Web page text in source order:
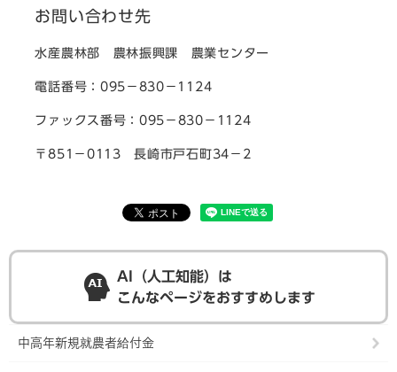
お問い合わせ先
水産農林部 農林振興課 農業センター
電話番号：095－830－1124
ファックス番号：095－830－1124
〒851－0113 長崎市戸石町34－2
AI（人工知能）は
こんなページをおすすめします
中高年新規就農者給付金